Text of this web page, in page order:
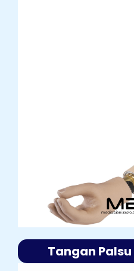
Tangan Palsu